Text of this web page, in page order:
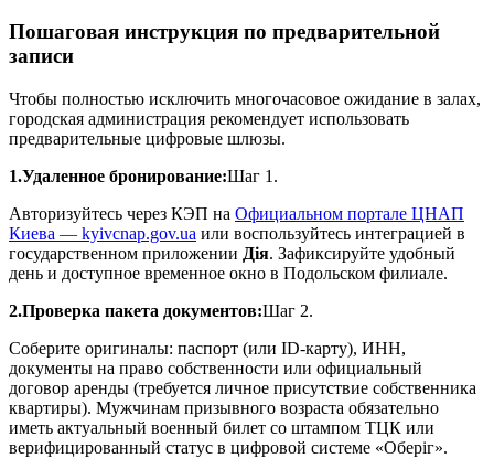
Пошаговая инструкция по предварительной
записи
Чтобы полностью исключить многочасовое ожидание в залах,
городская администрация рекомендует использовать
предварительные цифровые шлюзы.
1.Удаленное бронирование:Шаг 1.
Авторизуйтесь через КЭП на Официальном портале ЦНАП
Киева — kyivcnap.gov.ua или воспользуйтесь интеграцией в
государственном приложении Дія. Зафиксируйте удобный
день и доступное временное окно в Подольском филиале.
2.Проверка пакета документов:Шаг 2.
Соберите оригиналы: паспорт (или ID-карту), ИНН,
документы на право собственности или официальный
договор аренды (требуется личное присутствие собственника
квартиры). Мужчинам призывного возраста обязательно
иметь актуальный военный билет со штампом ТЦК или
верифицированный статус в цифровой системе «Оберіг».